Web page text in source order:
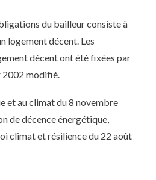
du bailleur consiste à
logement décent. Les
décent ont été fixées par
2002 modifié.
et au climat du 8 novembre
de décence énergétique,
climat et résilience du 22 août